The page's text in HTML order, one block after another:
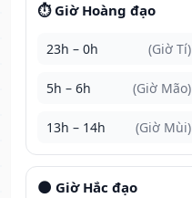
⏱️ Giờ Hoàng đạo
23h – 0h (Giờ Tí)
5h – 6h (Giờ Mão)
13h – 14h (Giờ Mùi)
🌑 Giờ Hắc đạo